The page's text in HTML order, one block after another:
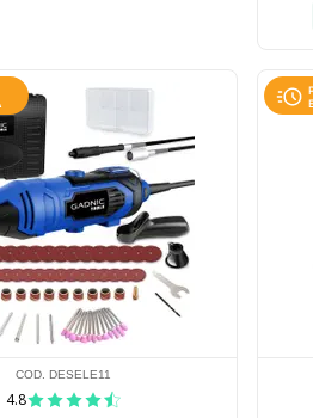
COD. DESELE11
4.8